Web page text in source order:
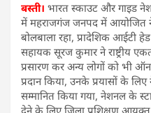
बस्ती। भारत स्काउट और गाइड
में महराजगंज जनपद में आयोजित
बोलबाला रहा, प्रादेशिक आईटी
सहायक सूरज कुमार ने राष्ट्रीय
प्रसारण कर अन्य लोगों को भी
प्रदान किया, उनके प्रयासों के
सम्मानित किया गया, नेशनल के